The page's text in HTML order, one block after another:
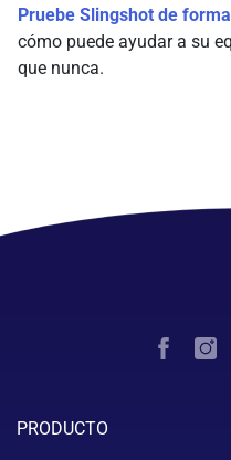
Pruebe Slingshot de
cómo puede ayudar a su
que nunca.
PRODUCTO